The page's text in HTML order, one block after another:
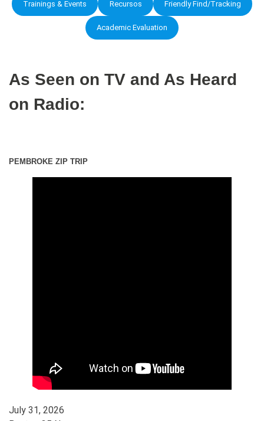
Trainings & Events Recursos Friendly Find/Tracking
Academic Evaluation
As Seen on TV and As Heard
on Radio:
PEMBROKE ZIP TRIP
July 31, 2026